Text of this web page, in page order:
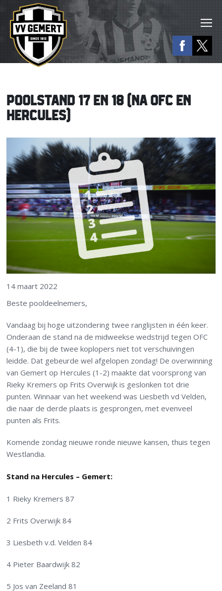
POOLSTAND 17 EN 18 (NA OFC EN
HERCULES)
14 maart 2022
Beste pooldeelnemers,
Vandaag bij hoge uitzondering twee ranglijsten in één keer.
Onderaan de stand na de midweekse wedstrijd tegen OFC
(4-1), die bij de twee koplopers niet tot verschuivingen
leidde. Dat gebeurde wel afgelopen zondag! De overwinning
van Gemert op Hercules (1-2) maakte dat voorsprong van
Rieky Kremers op Frits Overwijk is geslonken tot drie
punten. Winnaar van het weekend was Liesbeth vd Velden,
die naar de derde plaats is gesprongen, met evenveel
punten als Frits.
Komende zondag nieuwe ronde nieuwe kansen, thuis tegen
Westlandia.
Stand na Hercules – Gemert:
1 Rieky Kremers 87
2 Frits Overwijk 84
3 Liesbeth v.d. Velden 84
4 Pieter Baardwijk 82
5 Jos van Zeeland 81